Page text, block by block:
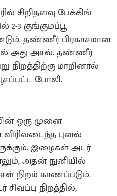
சிறிதளவு பேக்கிங்
3 குங்குமப்பூ
தண்ணீர் பிரகாசமான
அது அசல். தண்ணீர்
நிறத்திற்கு மாறினால்
போலி.
ஒரு முனை
விரிவடைந்த புனல்
இழைகள் அடர்
அதன் நுனியில்
நிறம் காணப்படும்.
நிறத்தில்,